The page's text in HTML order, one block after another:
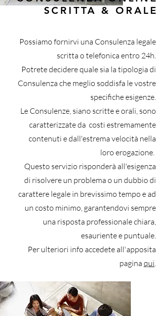
SCRITTA & ORALE
Possiamo fornirvi una Consulenza legale
scritta o telefonica entro 24h.
Potrete decidere quale sia la tipologia di
Consulenza che meglio soddisfa le vostre
specifiche esigenze.
Le Consulenze, siano scritte e orali, sono
caratterizzate da costi estremamente
contenuti e dall'estrema velocità nella
loro erogazione.
Questo servizio risponderà all'esigenza
di risolvere un problema o un dubbio di
carattere legale in brevissimo tempo e ad
un costo minimo, garantendovi sempre
una risposta professionale chiara,
esauriente e puntuale.
Per ulteriori info accedete all'apposita
pagina qui.